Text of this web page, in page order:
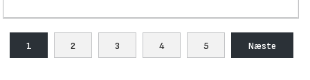
1 2 3 4 5 Næste